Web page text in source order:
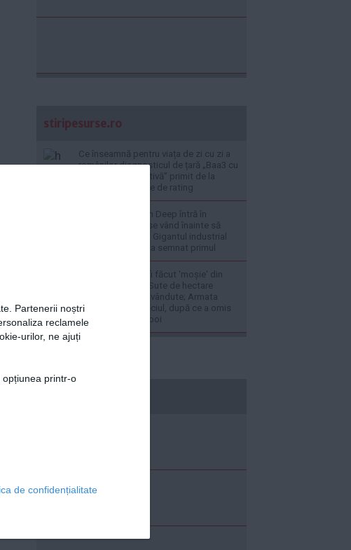
Partenerii noștri
reclamele
urilor, ne ajuți
printr-o
de confidențialitate
stiripesurse.ro
Ce înseamnă pentru viața de zi cu zi a
românilor diagnosticul de țară „Baa3 cu
perspectivă negativă” primit de la
agențiile financiare de rating
Gazele din Neptun Deep întră în
industria mare și se vând înainte să
înceapă extracția: Gigantul industrial
din România care a semnat primul
Foști ofițeri și-ar fi făcut 'moșie' din
unitatea militară: Sute de hectare
exploatate și țevi vândute; Armata
rămâne cu prejudiciul, după ce a omis
să ceară banii înapoi